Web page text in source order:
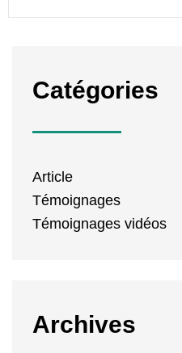
Catégories
Article
Témoignages
Témoignages vidéos
Archives